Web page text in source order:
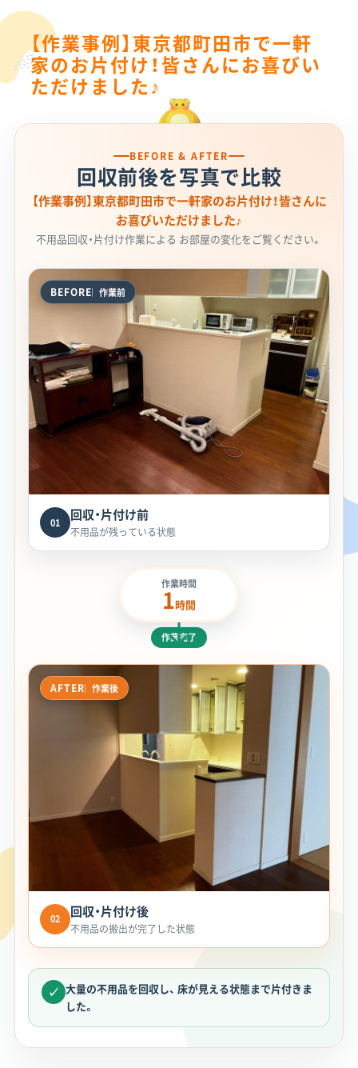
【作業事例】東京都町田市で一軒
家のお片付け！皆さんにお喜びい
ただけました♪
BEFORE & AFTER
回収前後を写真で比較
【作業事例】東京都町田市で一軒家のお片付け！皆さんに
お喜びいただけました♪
不用品回収・片付け作業による お部屋の変化をご覧ください。
BEFORE 作業前
01 回収・片付け前
不用品が残っている状態
作業時間
1時間
作業完了
AFTER 作業後
02 回収・片付け後
不用品の搬出が完了した状態
✓ 大量の不用品を回収し、 床が見える状態まで片付きま
した。